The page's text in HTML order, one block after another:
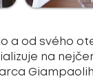
a od svého
na